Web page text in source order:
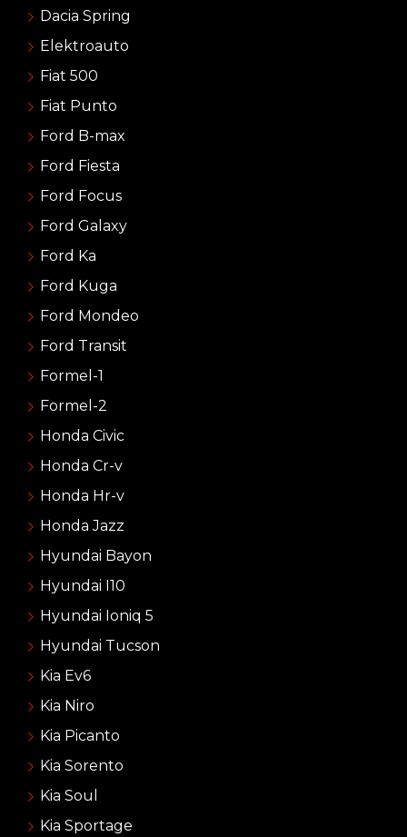
Dacia Spring
Elektroauto
Fiat 500
Fiat Punto
Ford B-max
Ford Fiesta
Ford Focus
Ford Galaxy
Ford Ka
Ford Kuga
Ford Mondeo
Ford Transit
Formel-1
Formel-2
Honda Civic
Honda Cr-v
Honda Hr-v
Honda Jazz
Hyundai Bayon
Hyundai I10
Hyundai Ioniq 5
Hyundai Tucson
Kia Ev6
Kia Niro
Kia Picanto
Kia Sorento
Kia Soul
Kia Sportage